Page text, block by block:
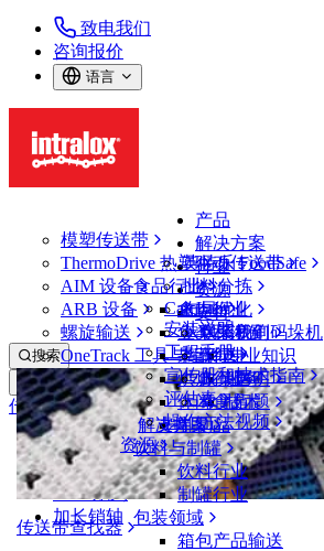
致电我们
咨询报价
语言
产品
模塑传送带
ThermoDrive 热塑驱动传送带
AIM 设备
ARB 设备
螺旋输送
OneTrack 工具与组件
传送带查找器
解决方案
英特乐 FoodSafe
批料分拣
布局优化
从包装机到码垛机
专业知识
服务
技术
解决方案
行业
食品行业
禽肉行业
鱼类和海鲜
果蔬行业
烘焙行业
休闲食品
乳制品
饮料与制罐
饮料行业
制罐行业
包装领域
箱包产品输送
资源
CalcLab
安装说明
工程手册
宣传册和技术指南
评估表
操作方法视频
资源
支持
联系我们
保证
政策声明
常见问题
支持
搜索
打开菜单
传送带查找器
传送带查找器
模塑传送带
3000 系列
加长销轴